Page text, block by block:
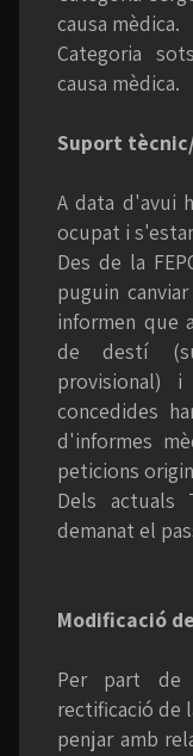
causa mèdica.
Categoria
causa mèdica.
Suport
A data d'avui
ocupat i
Des de la
puguin
informen que
de destí
provisional)
concedides
d'informes
peticions
Dels actuals
demanat el
Modificació
Per part de
rectificació de
penjar amb